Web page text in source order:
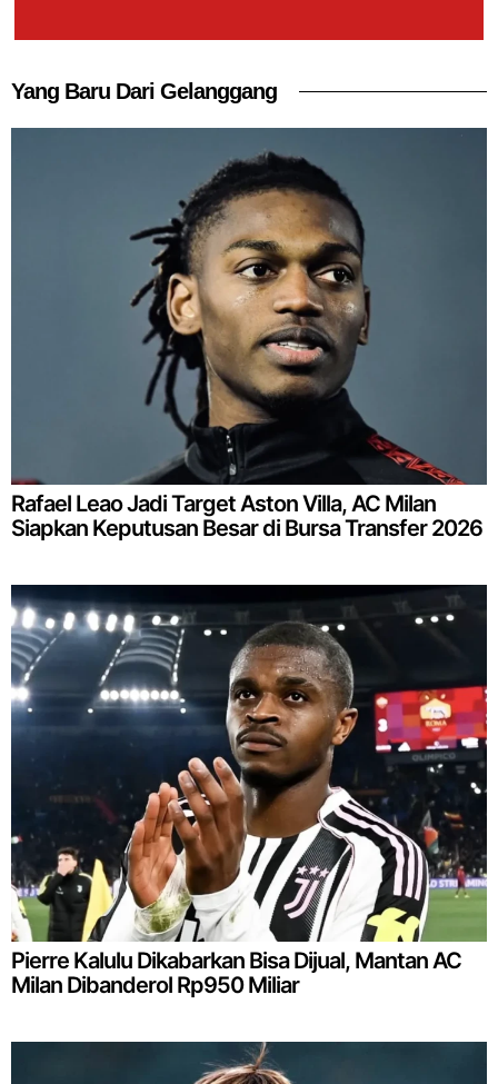
Yang Baru Dari Gelanggang
Rafael Leao Jadi Target Aston Villa, AC Milan
Siapkan Keputusan Besar di Bursa Transfer 2026
Pierre Kalulu Dikabarkan Bisa Dijual, Mantan AC
Milan Dibanderol Rp950 Miliar